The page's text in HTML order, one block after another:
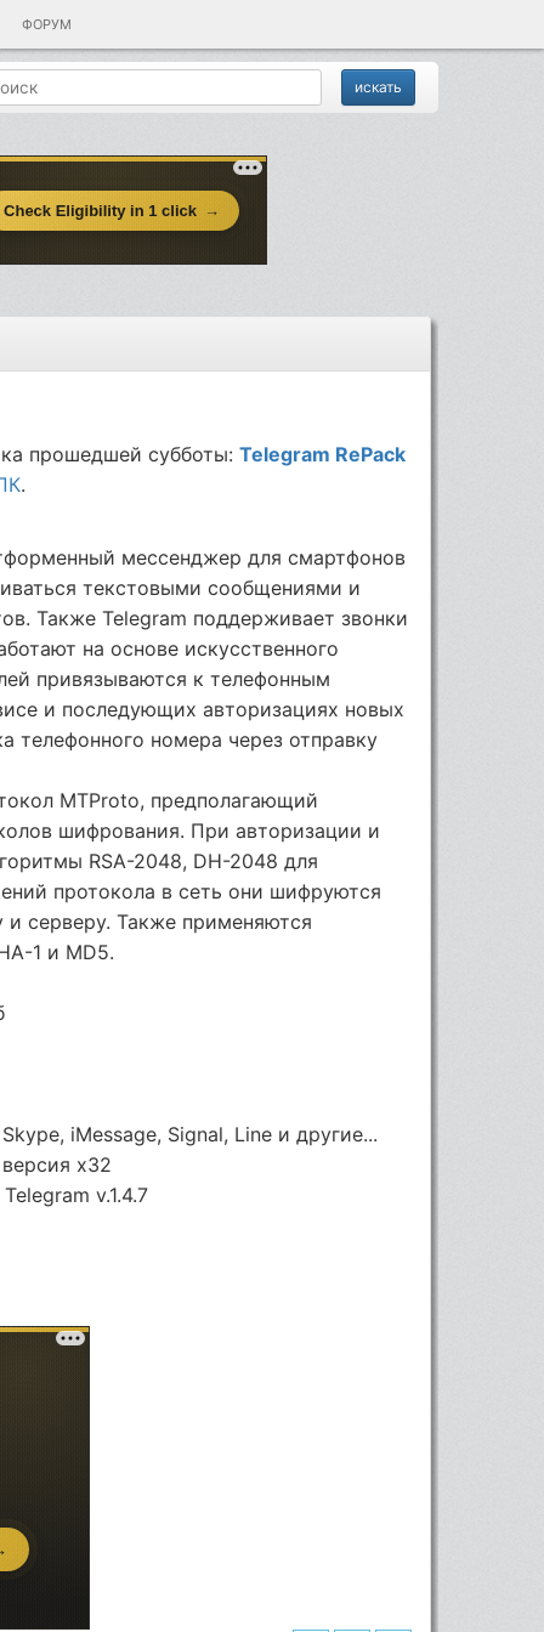
ФОРУМ
прошедшей субботы:Telegram RePack
.
мессенджер для смартфонов
текстовыми сообщениями и
Также Telegram поддерживает звонки
на основе искусственного
привязываются к телефонным
и последующих авторизациях новых
телефонного номера через отправку
MTProto, предполагающий
шифрования. При авторизации и
RSA-2048, DH-2048 для
протокола в сеть они шифруются
серверу. Также применяются
1 и MD5.
iMessage, Signal, Line и другие...
х32
v.1.4.7